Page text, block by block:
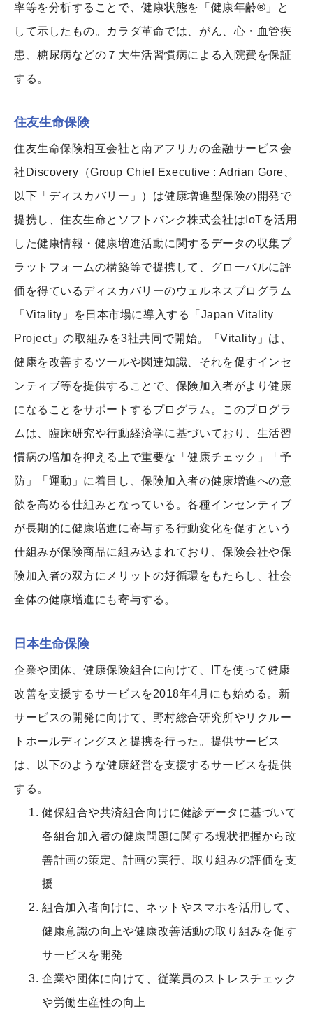
率等を分析することで、健康状態を「健康年齢®」と
して示したもの。カラダ革命では、がん、心・血管疾
患、糖尿病などの７大生活習慣病による入院費を保証
する。
住友生命保険
住友生命保険相互会社と南アフリカの金融サービス会
社Discovery（Group Chief Executive : Adrian Gore、
以下「ディスカバリー」）は健康増進型保険の開発で
提携し、住友生命とソフトバンク株式会社はIoTを活用
した健康情報・健康増進活動に関するデータの収集プ
ラットフォームの構築等で提携して、グローバルに評
価を得ているディスカバリーのウェルネスプログラム
「Vitality」を日本市場に導入する「Japan Vitality
Project」の取組みを3社共同で開始。「Vitality」は、
健康を改善するツールや関連知識、それを促すインセ
ンティブ等を提供することで、保険加入者がより健康
になることをサポートするプログラム。このプログラ
ムは、臨床研究や行動経済学に基づいており、生活習
慣病の増加を抑える上で重要な「健康チェック」「予
防」「運動」に着目し、保険加入者の健康増進への意
欲を高める仕組みとなっている。各種インセンティブ
が長期的に健康増進に寄与する行動変化を促すという
仕組みが保険商品に組み込まれており、保険会社や保
険加入者の双方にメリットの好循環をもたらし、社会
全体の健康増進にも寄与する。
日本生命保険
企業や団体、健康保険組合に向けて、ITを使って健康
改善を支援するサービスを2018年4月にも始める。新
サービスの開発に向けて、野村総合研究所やリクルー
トホールディングスと提携を行った。提供サービス
は、以下のような健康経営を支援するサービスを提供
する。
健保組合や共済組合向けに健診データに基づいて
各組合加入者の健康問題に関する現状把握から改
善計画の策定、計画の実行、取り組みの評価を支
援
組合加入者向けに、ネットやスマホを活用して、
健康意識の向上や健康改善活動の取り組みを促す
サービスを開発
企業や団体に向けて、従業員のストレスチェック
や労働生産性の向上